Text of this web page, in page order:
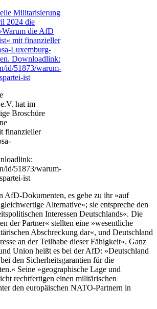
hat im
Broschüre
finanzieller
id/51873/warum-
ist
AfD-Dokumenten, es gebe zu ihr »auf
Alternative«; sie entspreche den
Interessen Deutschlands«. Die
der Partner« stellten eine »wesentliche
Abschreckung dar«, und Deutschland
an der Teilhabe dieser Fähigkeit«. Ganz
Union heißt es bei der AfD: »Deutschland
den Sicherheitsgarantien für die
Seine »geographische Lage und
rechtfertigen einen militärischen
den europäischen NATO-Partnern in